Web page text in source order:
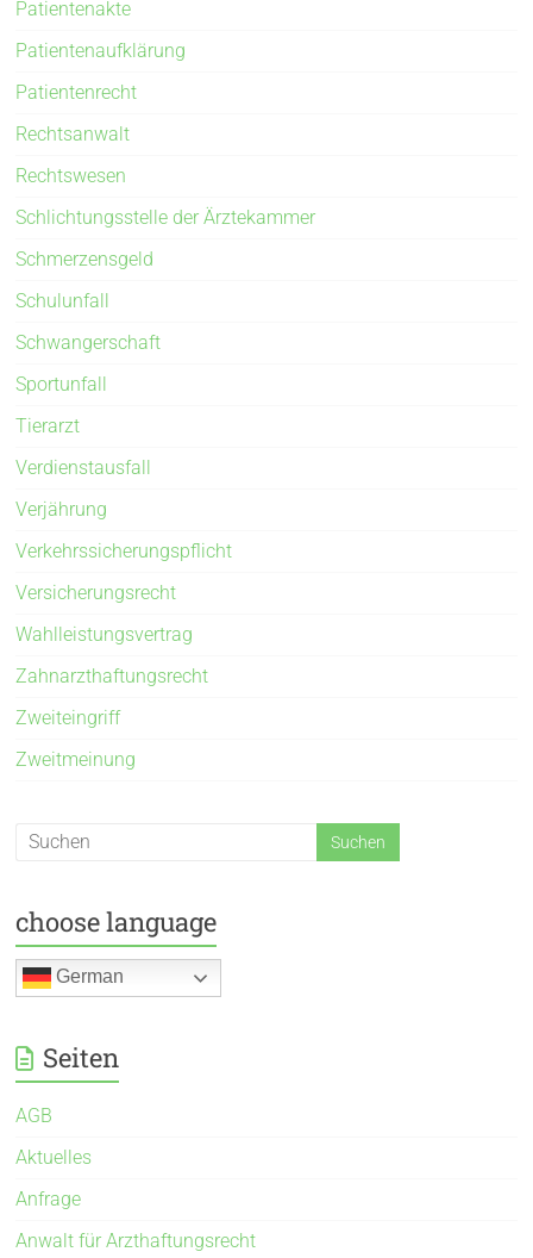
Patientenakte
Patientenaufklärung
Patientenrecht
Rechtsanwalt
Rechtswesen
Schlichtungsstelle der Ärztekammer
Schmerzensgeld
Schulunfall
Schwangerschaft
Sportunfall
Tierarzt
Verdienstausfall
Verjährung
Verkehrssicherungspflicht
Versicherungsrecht
Wahlleistungsvertrag
Zahnarzthaftungsrecht
Zweiteingriff
Zweitmeinung
choose language
German
Seiten
AGB
Aktuelles
Anfrage
Anwalt für Arzthaftungsrecht